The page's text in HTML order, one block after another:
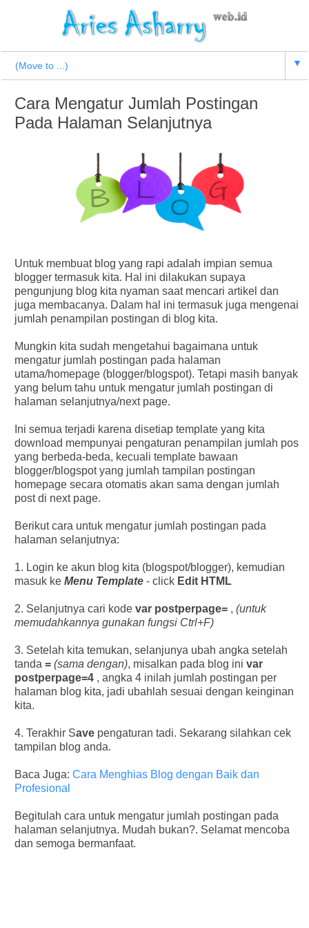
▼
Cara Mengatur Jumlah Postingan
Pada Halaman Selanjutnya
Untuk membuat blog yang rapi adalah impian semua
blogger termasuk kita. Hal ini dilakukan supaya
pengunjung blog kita nyaman saat mencari artikel dan
juga membacanya. Dalam hal ini termasuk juga mengenai
jumlah penampilan postingan di blog kita.
Mungkin kita sudah mengetahui bagaimana untuk
mengatur jumlah postingan pada halaman
utama/homepage (blogger/blogspot). Tetapi masih banyak
yang belum tahu untuk mengatur jumlah postingan di
halaman selanjutnya/next page.
Ini semua terjadi karena disetiap template yang kita
download mempunyai pengaturan penampilan jumlah pos
yang berbeda-beda, kecuali template bawaan
blogger/blogspot yang jumlah tampilan postingan
homepage secara otomatis akan sama dengan jumlah
post di next page.
Berikut cara untuk mengatur jumlah postingan pada
halaman selanjutnya:
1. Login ke akun blog kita (blogspot/blogger), kemudian
masuk ke Menu Template- click Edit HTML
2. Selanjutnya cari kode var postperpage= , (untuk
memudahkannya gunakan fungsi Ctrl+F)
3. Setelah kita temukan, selanjunya ubah angka setelah
tanda = (sama dengan), misalkan pada blog ini var
postperpage=4 , angka 4 inilah jumlah postingan per
halaman blog kita, jadi ubahlah sesuai dengan keinginan
kita.
4. Terakhir Savepengaturan tadi. Sekarang silahkan cek
tampilan blog anda.
Baca Juga: Cara Menghias Blog dengan Baik dan
Profesional
Begitulah cara untuk mengatur jumlah postingan pada
halaman selanjutnya. Mudah bukan?. Selamat mencoba
dan semoga bermanfaat.